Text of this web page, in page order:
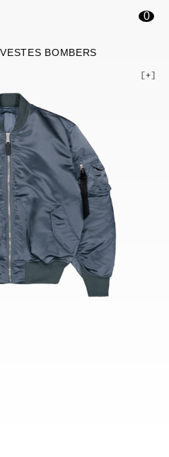
0
VESTES BOMBERS